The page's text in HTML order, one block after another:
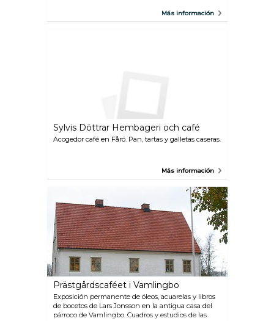
Más información
Sylvis Döttrar Hembageri och café
Acogedor café en Fårö. Pan, tartas y galletas caseras.
Más información
Prästgårdscaféet i Vamlingbo
Exposición permanente de óleos, acuarelas y libros
de bocetos de Lars Jonsson en la antigua casa del
párroco de Vamlingbo. Cuadros y estudios de las